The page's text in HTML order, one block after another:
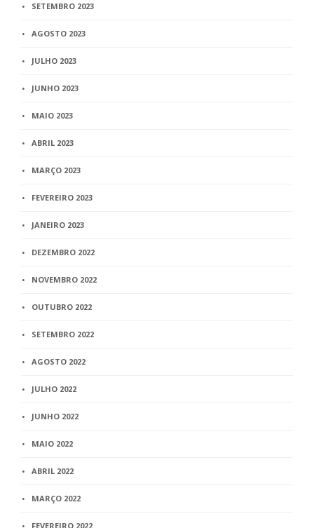
SETEMBRO 2023
AGOSTO 2023
JULHO 2023
JUNHO 2023
MAIO 2023
ABRIL 2023
MARÇO 2023
FEVEREIRO 2023
JANEIRO 2023
DEZEMBRO 2022
NOVEMBRO 2022
OUTUBRO 2022
SETEMBRO 2022
AGOSTO 2022
JULHO 2022
JUNHO 2022
MAIO 2022
ABRIL 2022
MARÇO 2022
FEVEREIRO 2022